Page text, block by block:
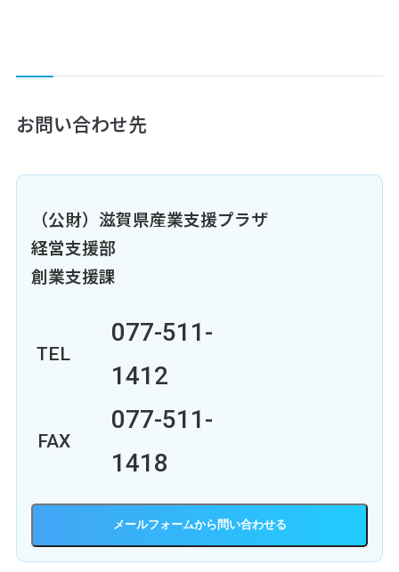
お問い合わせ先
（公財）滋賀県産業支援プラザ
経営支援部
創業支援課
TEL
077-511-
1412
FAX
077-511-
1418
メールフォーム